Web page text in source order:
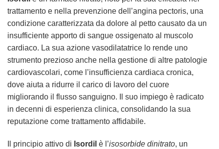
trattamento e nella prevenzione dell’angina pectoris, una
condizione caratterizzata da dolore al petto causato da un
insufficiente apporto di sangue ossigenato al muscolo
cardiaco. La sua azione vasodilatatrice lo rende uno
strumento prezioso anche nella gestione di altre patologie
cardiovascolari, come l’insufficienza cardiaca cronica,
dove aiuta a ridurre il carico di lavoro del cuore
migliorando il flusso sanguigno. Il suo impiego è radicato
in decenni di esperienza clinica, consolidando la sua
reputazione come trattamento affidabile.
Il principio attivo di Isordil è l’isosorbide dinitrato, un